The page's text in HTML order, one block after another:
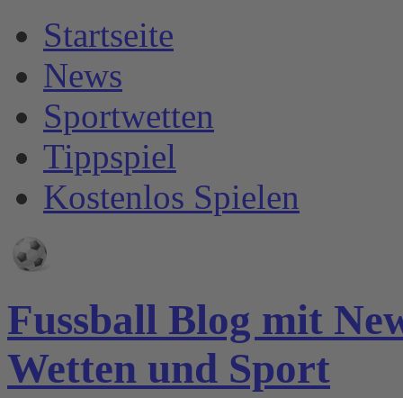
Startseite
News
Sportwetten
Tippspiel
Kostenlos Spielen
Fussball Blog mit
Wetten und Sport